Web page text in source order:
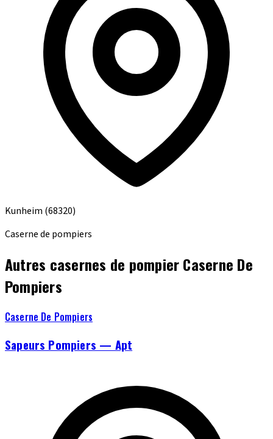
Kunheim (68320)
Caserne de pompiers
Autres casernes de pompier Caserne De
Pompiers
Caserne De Pompiers
Sapeurs Pompiers — Apt